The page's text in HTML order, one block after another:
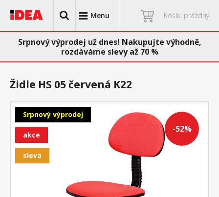
Menu Košík: prázdný
Srpnový výprodej už dnes! Nakupujte výhodně,
rozdáváme slevy až 70 %
-52%
Srpnový výprodej
akce
sleva
Židle HS 05 červená K22